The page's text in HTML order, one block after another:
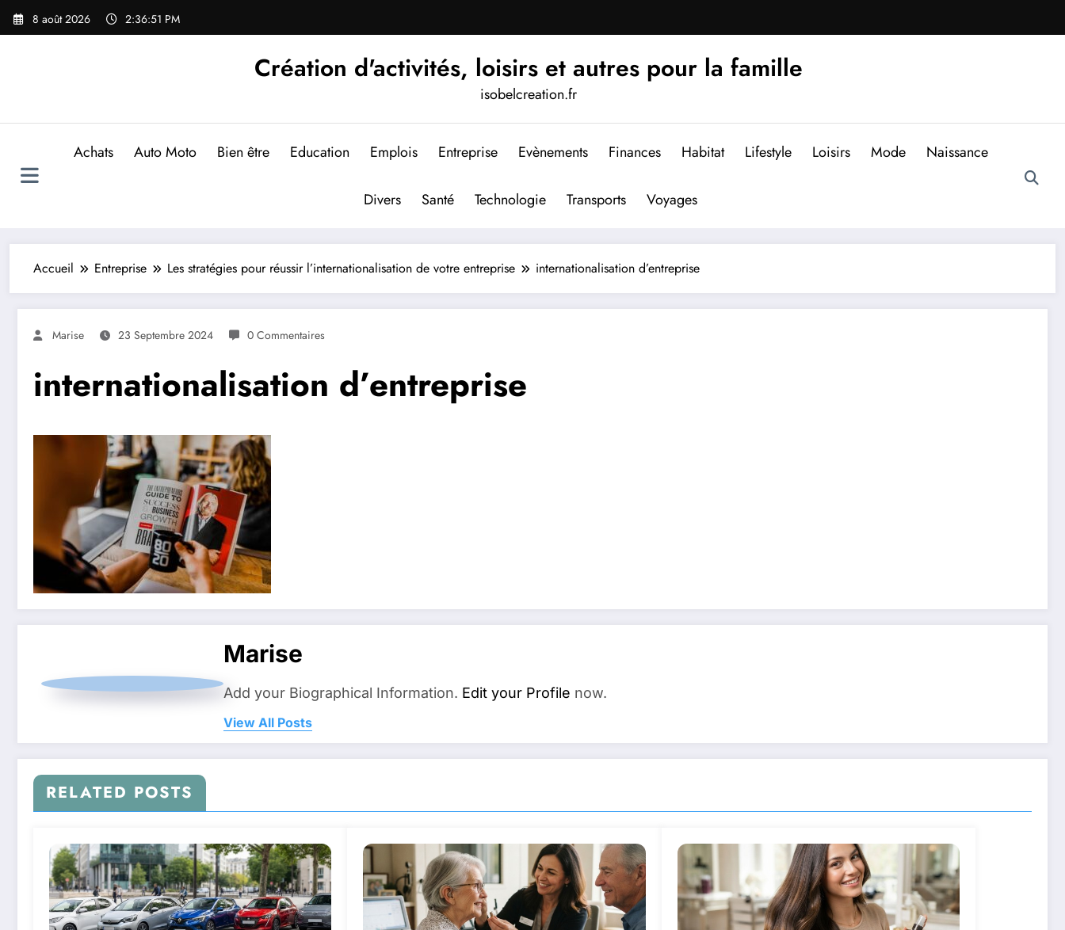
Aller
8 août 2026 2:36:52 PM
Création d'activités, loisirs et autres pour la famille
isobelcreation.fr
Achats Auto Moto Bien être Education Emplois Entreprise Evènements Finances Habitat Lifestyle Loisirs Mode Naissance
Divers Santé Technologie Transports Voyages
Accueil Entreprise Les stratégies pour réussir l’internationalisation de votre entreprise internationalisation d’entreprise
Marise 23 Septembre 2024 0 Commentaires
internationalisation d’entreprise
Marise
Add your Biographical Information. Edit your Profile now.
View All Posts
RELATED POSTS